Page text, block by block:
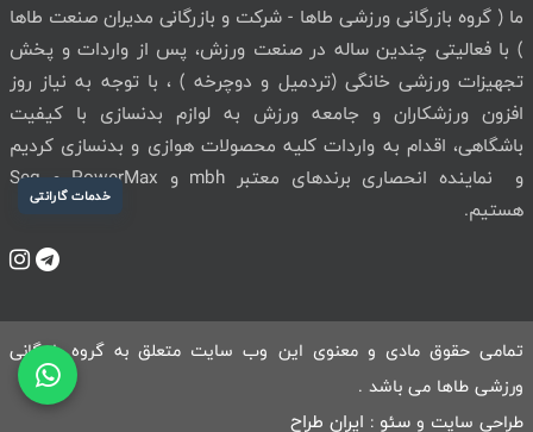
خدمات گارانتی
ما ( گروه بازرگانی ورزشی طاها - شرکت و بازرگانی مدیران صنعت طاها
) با فعالیتی چندین ساله در صنعت ورزش، پس از واردات و پخش
تجهیزات ورزشی خانگی (تردمیل و دوچرخه ) ، با توجه به نیاز روز
افزون ورزشکاران و جامعه ورزش به لوازم بدنسازی با کیفیت
باشگاهی، اقدام به واردات کلیه محصولات هوازی و بدنسازی کردیم
و نماینده انحصاری برندهای معتبر mbh و PowerMax و Seg
هستیم.
تمامی حقوق مادی و معنوی این وب سایت متعلق به گروه بازرگانی
ورزشی طاها می باشد .
طراحی سایت و سئو : ایران طراح